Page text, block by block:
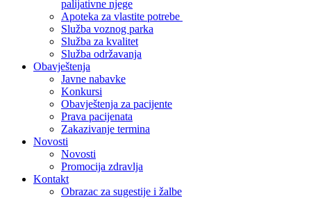
palijativne njege
Apoteka za vlastite potrebe
Služba voznog parka
Služba za kvalitet
Služba održavanja
Obavještenja
Javne nabavke
Konkursi
Obavještenja za pacijente
Prava pacijenata
Zakazivanje termina
Novosti
Novosti
Promocija zdravlja
Kontakt
Obrazac za sugestije i žalbe